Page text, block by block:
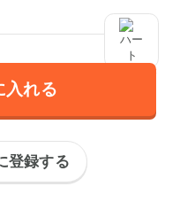
入れる
登録する